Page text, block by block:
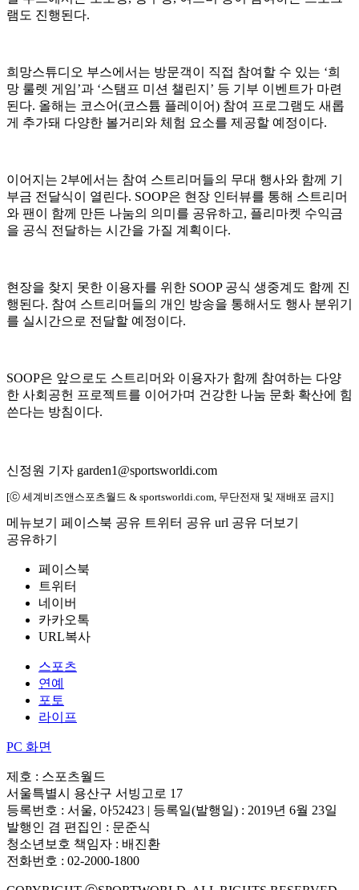
램도 진행된다.
희망스튜디오 부스에서는 방문객이 직접 참여할 수 있는 ‘희
망 룰렛 게임’과 ‘스탬프 미션 챌린지’ 등 기부 이벤트가 마련
된다. 올해는 코스어(코스튬 플레이어) 참여 프로그램도 새롭
게 추가돼 다양한 볼거리와 체험 요소를 제공할 예정이다.
이어지는 2부에서는 참여 스트리머들의 무대 행사와 함께 기
부금 전달식이 열린다. SOOP은 현장 인터뷰를 통해 스트리머
와 팬이 함께 만든 나눔의 의미를 공유하고, 플리마켓 수익금
을 공식 전달하는 시간을 가질 계획이다.
현장을 찾지 못한 이용자를 위한 SOOP 공식 생중계도 함께 진
행된다. 참여 스트리머들의 개인 방송을 통해서도 행사 분위기
를 실시간으로 전달할 예정이다.
SOOP은 앞으로도 스트리머와 이용자가 함께 참여하는 다양
한 사회공헌 프로젝트를 이어가며 건강한 나눔 문화 확산에 힘
쓴다는 방침이다.
신정원 기자 garden1@sportsworldi.com
[ⓒ 세계비즈앤스포츠월드 & sportsworldi.com, 무단전재 및 재배포 금지]
메뉴보기 페이스북 공유 트위터 공유 url 공유 더보기
공유하기
페이스북
트위터
네이버
카카오톡
URL복사
스포츠
연예
포토
라이프
PC 화면
제호 : 스포츠월드
서울특별시 용산구 서빙고로 17
등록번호 : 서울, 아52423 | 등록일(발행일) : 2019년 6월 23일
발행인 겸 편집인 : 문준식
청소년보호 책임자 : 배진환
전화번호 : 02-2000-1800